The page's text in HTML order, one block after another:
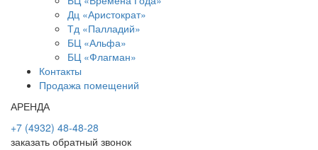
Дц «Аристократ»
Тд «Палладий»
БЦ «Альфа»
БЦ «Флагман»
Контакты
Продажа помещений
АРЕНДА
+7 (4932) 48-48-28
заказать обратный звонок